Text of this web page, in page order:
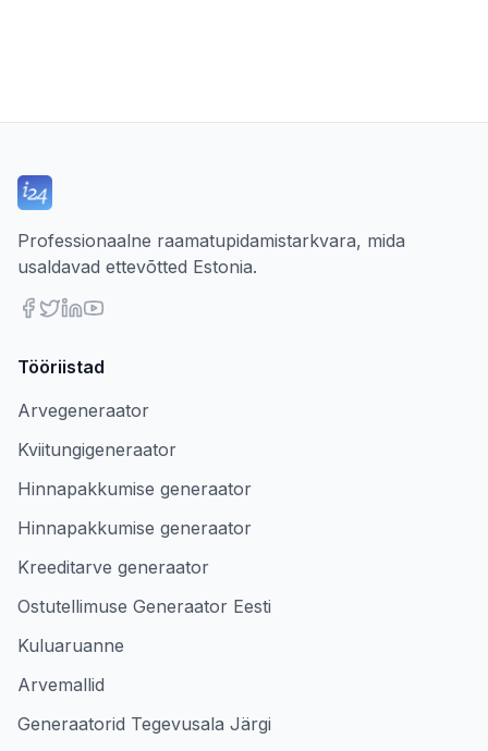
Professionaalne raamatupidamistarkvara, mida
usaldavad ettevõtted Estonia.
Tööriistad
Arvegeneraator
Kviitungigeneraator
Hinnapakkumise generaator
Hinnapakkumise generaator
Kreeditarve generaator
Ostutellimuse Generaator Eesti
Kuluaruanne
Arvemallid
Generaatorid Tegevusala Järgi